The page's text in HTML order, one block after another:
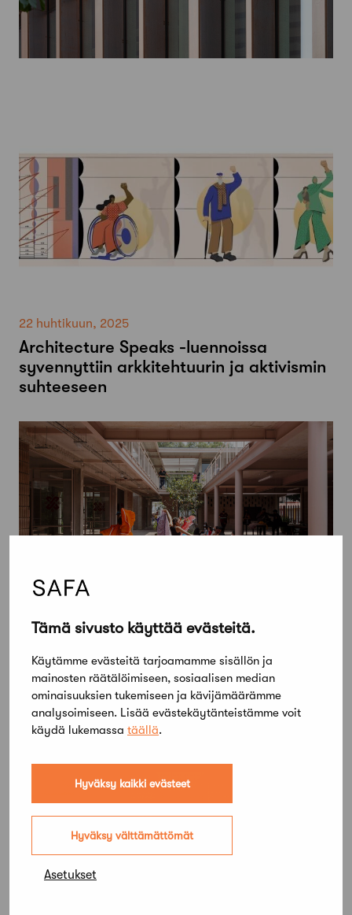
Tämä sivusto käyttää evästeitä.
Käytämme evästeitä tarjoamamme sisällön ja
mainosten räätälöimiseen, sosiaalisen median
ominaisuuksien tukemiseen ja kävijämäärämme
analysoimiseen. Lisää evästekäytänteistämme voit
käydä lukemassa täällä.
Hyväksy kaikki evästeet
Hyväksy välttämättömät
Asetukset
22 huhtikuun, 2025
Architecture Speaks -luennoissa
syvennyttiin arkkitehtuurin ja aktivismin
suhteeseen
3 marraskuun, 2023
käsittelevä Architecture Speaks -
luentosarja starttaa jälleen